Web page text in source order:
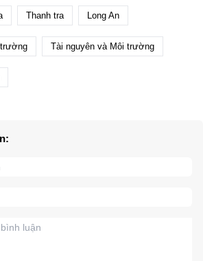
Thanh tra Long An
Tài nguyên và Môi trường